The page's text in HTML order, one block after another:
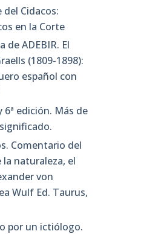
del Cidacos:
en la Corte
de ADEBIR. El
(1809-1898):
español con
edición. Más de
Comentario del
naturaleza, el
von
Wulf Ed. Taurus,
por un ictiólogo.